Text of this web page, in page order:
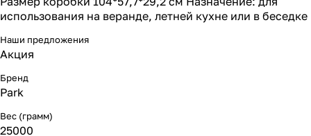
использования на веранде, летней кухне или в беседке
Наши предложения
Акция
Бренд
Park
Вес (грамм)
25000